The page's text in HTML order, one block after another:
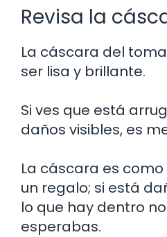
Revisa la
La cáscara del
ser lisa y brillante.
Si ves que está
daños visibles, es
La cáscara es
un regalo; si está
lo que hay dentro
esperabas.